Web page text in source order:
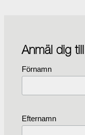
Anmäl dig
Förnamn
Efternamn